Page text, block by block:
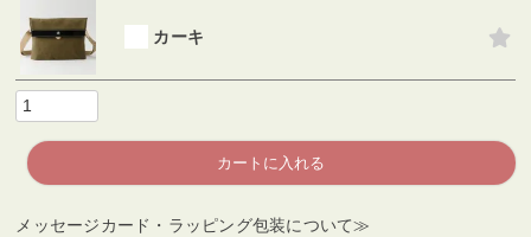
カーキ
カートに入れる
メッセージカード・ラッピング包装について≫